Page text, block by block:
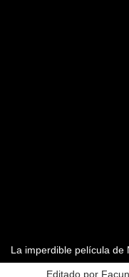
La imperdible película de
Editado por